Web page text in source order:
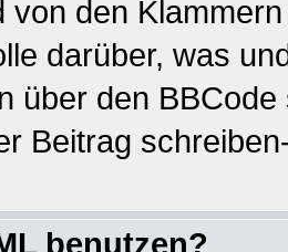
von den
darüber, was
über den
Beitrag
benutzen?